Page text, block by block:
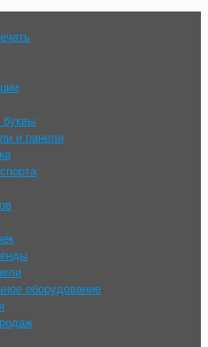
и панели
оборудование